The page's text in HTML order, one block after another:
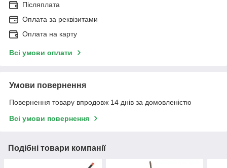
Післяплата
Оплата за реквізитами
Оплата на карту
Всі умови оплати
Умови повернення
Повернення товару впродовж 14 днів за домовленістю
Всі умови повернення
Подібні товари компанії